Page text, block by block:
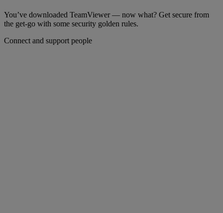
You’ve downloaded TeamViewer — now what? Get secure from
the get-go with some security golden rules.
Connect and support people